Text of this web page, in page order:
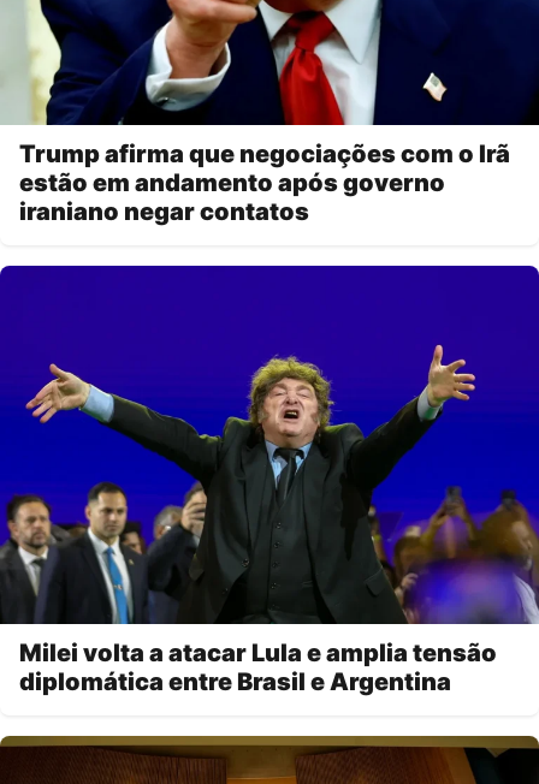
Trump afirma que negociações com o Irã
estão em andamento após governo
iraniano negar contatos
Milei volta a atacar Lula e amplia tensão
diplomática entre Brasil e Argentina